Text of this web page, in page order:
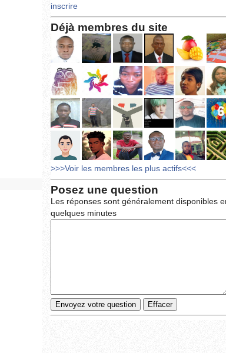
inscrire
Déjà membres du site
>>>Voir les membres les plus actifs<<<
Posez une question
Les réponses sont généralement disponibles
quelques minutes